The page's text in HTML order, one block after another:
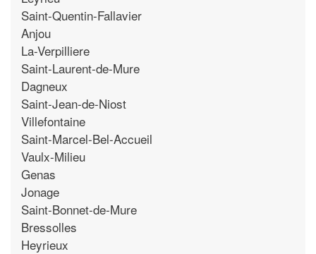
Saint-Quentin-Fallavier
Anjou
La-Verpilliere
Saint-Laurent-de-Mure
Dagneux
Saint-Jean-de-Niost
Villefontaine
Saint-Marcel-Bel-Accueil
Vaulx-Milieu
Genas
Jonage
Saint-Bonnet-de-Mure
Bressolles
Heyrieux